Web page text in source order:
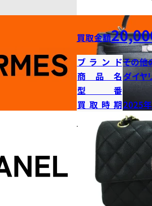
買取金額
ブランドその他
商品名 ダイヤ
型番
買取時期2025